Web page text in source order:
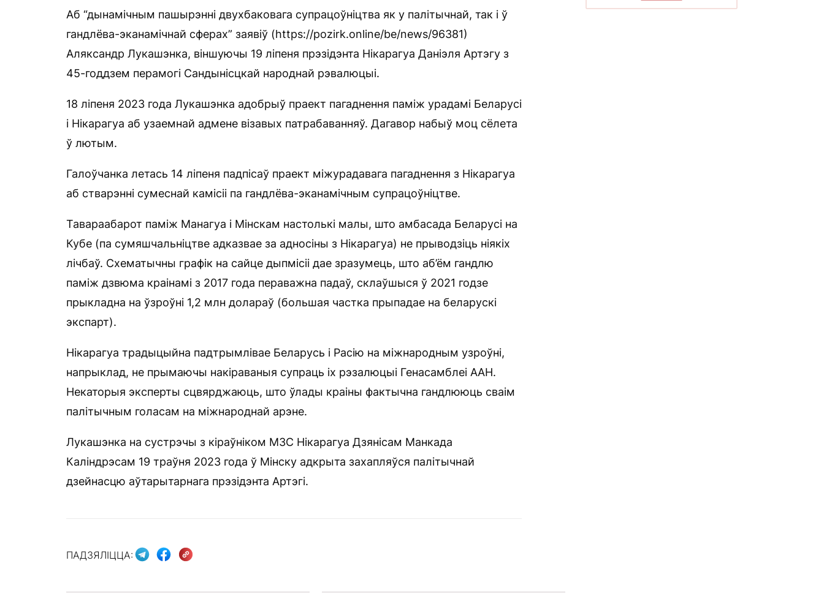
Аб “дынамічным пашырэнні двухбаковага супрацоўніцтва як у палітычнай, так і ў
гандлёва-эканамічнай сферах” заявіў (https://pozirk.online/be/news/96381)
Аляксандр Лукашэнка, віншуючы 19 ліпеня прэзідэнта Нікарагуа Даніэля Артэгу з
45-годдзем перамогі Сандынісцкай народнай рэвалюцыі.
18 ліпеня 2023 года Лукашэнка адобрыў праект пагаднення паміж урадамі Беларусі
і Нікарагуа аб узаемнай адмене візавых патрабаванняў. Дагавор набыў моц сёлета
ў лютым.
Галоўчанка летась 14 ліпеня падпісаў праект міжурадавага пагаднення з Нікарагуа
аб стварэнні сумеснай камісіі па гандлёва-эканамічным супрацоўніцтве.
Тавараабарот паміж Манагуа і Мінскам настолькі малы, што амбасада Беларусі на
Кубе (па сумяшчальніцтве адказвае за адносіны з Нікарагуа) не прыводзіць ніякіх
лічбаў. Схематычны графік на сайце дыпмісіі дае зразумець, што аб’ём гандлю
паміж дзвюма краінамі з 2017 года пераважна падаў, склаўшыся ў 2021 годзе
прыкладна на ўзроўні 1,2 млн долараў (большая частка прыпадае на беларускі
экспарт).
Нікарагуа традыцыйна падтрымлівае Беларусь і Расію на міжнародным узроўні,
напрыклад, не прымаючы накіраваныя супраць іх рэзалюцыі Генасамблеі ААН.
Некаторыя эксперты сцвярджаюць, што ўлады краіны фактычна гандлююць сваім
палітычным голасам на міжнароднай арэне.
Лукашэнка на сустрэчы з кіраўніком МЗС Нікарагуа Дзянісам Манкада
Каліндрэсам 19 траўня 2023 года ў Мінску адкрыта захапляўся палітычнай
дзейнасцю аўтарытарнага прэзідэнта Артэгі.
ПАДЗЯЛІЦЦА: